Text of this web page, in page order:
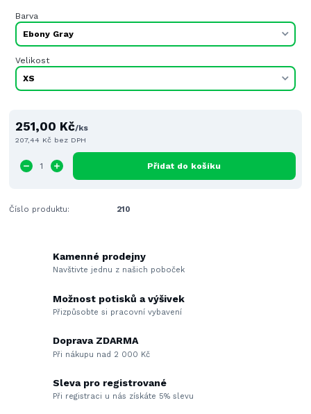
Barva
Velikost
251,00 Kč/ks
207,44 Kč bez DPH
Přidat do košíku
Číslo produktu: 210
Kamenné prodejny
Navštivte jednu z našich poboček
Možnost potisků a výšivek
Přizpůsobte si pracovní vybavení
Doprava ZDARMA
Při nákupu nad 2 000 Kč
Sleva pro registrované
Při registraci u nás získáte 5% slevu